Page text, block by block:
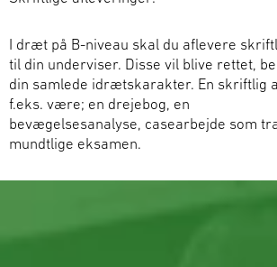
I dræt på B-niveau skal du aflevere
til din underviser. Disse vil blive rettet,
din samlede idrætskarakter. En skriftlig
f.eks. være; en drejebog, en
bevægelsesanalyse, casearbejde som
mundtlige eksamen.